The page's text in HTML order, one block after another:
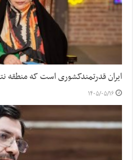
ایران قدرتمندکشوری است که منطقه
۱۴۰۵/۰۵/۱۶